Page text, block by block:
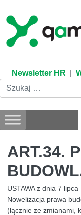
content
Newsletter HR
ART.34.
USTAWA z dnia 7
Nowelizacja prawa
(łącznie ze zmianami,